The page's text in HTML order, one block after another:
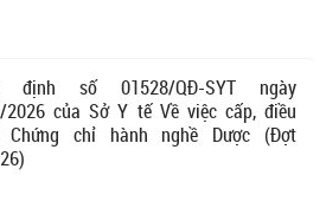
định số 01528/QĐ-SYT ngày
2026 của Sở Y tế Về việc cấp, điều
Chứng chỉ hành nghề Dược (Đợt